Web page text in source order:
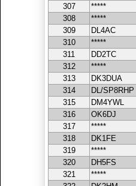
307
*****
308
*****
309
DL4AC
310
*****
311
DD2TC
312
*****
313
DK3DUA
314
DL/SP8RHP
315
DM4YWL
316
OK6DJ
317
*****
318
DK1FE
319
*****
320
DH5FS
321
*****